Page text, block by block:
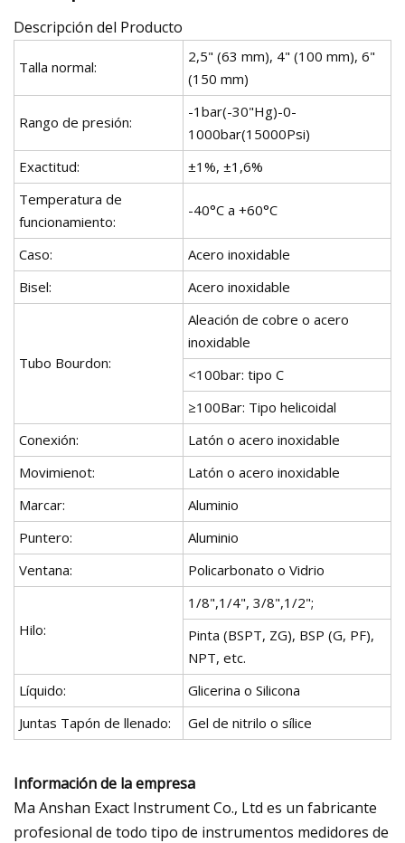
Descripción del Producto
Talla normal:
2,5" (63 mm), 4" (100 mm), 6"
(150 mm)
Rango de presión:
-1bar(-30"Hg)-0-
1000bar(15000Psi)
Exactitud:
±1%, ±1,6%
Temperatura de
funcionamiento:
-40°C a +60°C
Caso:
Acero inoxidable
Bisel:
Acero inoxidable
Tubo Bourdon:
Aleación de cobre o acero
inoxidable
<100bar: tipo C
≥100Bar: Tipo helicoidal
Conexión:
Latón o acero inoxidable
Movimienot:
Latón o acero inoxidable
Marcar:
Aluminio
Puntero:
Aluminio
Ventana:
Policarbonato o Vidrio
Hilo:
1/8",1/4", 3/8",1/2";
Pinta (BSPT, ZG), BSP (G, PF),
NPT, etc.
Líquido:
Glicerina o Silicona
Juntas Tapón de llenado:
Gel de nitrilo o sílice
Información de la empresa
Ma Anshan Exact Instrument Co., Ltd es un fabricante
profesional de todo tipo de instrumentos medidores de